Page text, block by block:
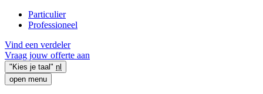
Particulier
Professioneel
Vind een verdeler
Vraag jouw offerte aan
"Kies je taal" nl
open menu